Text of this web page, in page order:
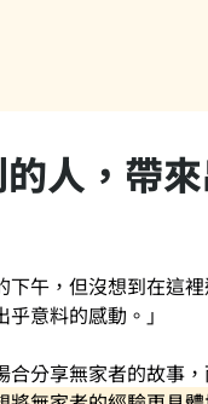
人，帶
下午，但沒想到在這
意料的感動。」
合分享無家者的故事